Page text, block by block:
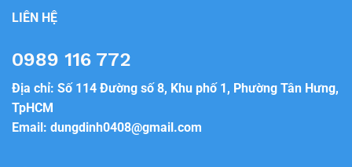
LIÊN HỆ
0989 116 772
Địa chỉ: Số 114 Đường số 8, Khu phố 1, Phường Tân Hưng,
TpHCM
Email: dungdinh0408@gmail.com